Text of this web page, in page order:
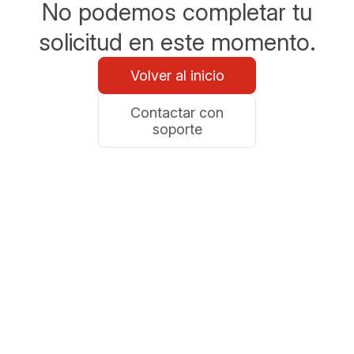
No podemos completar tu
solicitud en este momento.
Volver al inicio
Contactar con
soporte